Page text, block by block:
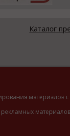
Каталог
материалов